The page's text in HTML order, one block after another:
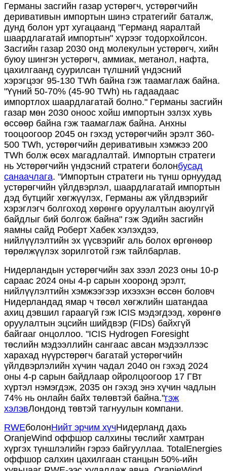
Германы засгийн газар устөрөгч, устөрөгчийн
деривативын импортын шинэ стратегийг баталж,
дунд болон урт хугацаанд "Германд яаралтай
шаардлагатай импортын" хүрээг тодорхойлсон.
Засгийн газар 2030 онд молекулын устөрөгч, хийн
буюу шингэн устөрөгч, аммиак, метанол, нафта,
цахилгаанд суурилсан түлшний үндэсний
хэрэгцээг 95-130 TWh байна гэж таамаглаж байна.
"Үүний 50-70% (45-90 TWh) нь гадаадаас
импортлох шаардлагатай болно." Германы засгийн
газар мөн 2030 оноос хойш импортын эзлэх хувь
өссөөр байна гэж таамаглаж байна. Анхны
тооцоогоор 2045 он гэхэд устөрөгчийн эрэлт 360-
500 TWh, устөрөгчийн деривативын хэмжээ 200
TWh болж өсөх магадлалтай. Импортын стратеги
нь Устөрөгчийн үндэсний стратеги болонбусад
санаачлага. "Импортын стратеги нь түнш орнуудад
устөрөгчийн үйлдвэрлэл, шаардлагатай импортын
дэд бүтцийг хөгжүүлэх, Германы аж үйлдвэрийг
хэрэглэгч болгоход хөрөнгө оруулалтын аюулгүй
байдлыг бий болгож байна" гэж Эдийн засгийн
яамны сайд Роберт Хабек хэлэхдээ,
нийлүүлэлтийн эх үүсвэрийг аль болох өргөнөөр
төрөлжүүлэх зорилготой гэж тайлбарлав.
Нидерландын устөрөгчийн зах зээл 2023 оны 10-р
сараас 2024 оны 4-р сарын хооронд эрэлт,
нийлүүлэлтийн хэмжээгээр ихээхэн өссөн боловч
Нидерландад ямар ч төсөл хөгжлийн шатандаа
ахиц дэвшил гараагүй гэж ICIS мэдэгдээд, хөрөнгө
оруулалтын эцсийн шийдвэр (FIDs) байхгүй
байгааг онцоллоо. "ICIS Hydrogen Foresight
төслийн мэдээллийн сангаас авсан мэдээллээс
харахад нүүрстөрөгч багатай устөрөгчийн
үйлдвэрлэлийн хүчин чадал 2040 он гэхэд 2024
оны 4-р сарын байдлаар ойролцоогоор 17 ГВт
хүртэл нэмэгдэж, 2035 он гэхэд энэ хүчин чадлын
74% нь онлайн байх төлөвтэй байна."гэж
хэлэвЛондонд төвтэй тагнуулын компани.
RWEболонНийт эрчим хүчНидерланд дахь
OranjeWind оффшор салхины төслийг хамтран
хүргэх түншлэлийн гэрээ байгууллаа. TotalEnergies
оффшор салхин цахилгаан станцын 50%-ийн